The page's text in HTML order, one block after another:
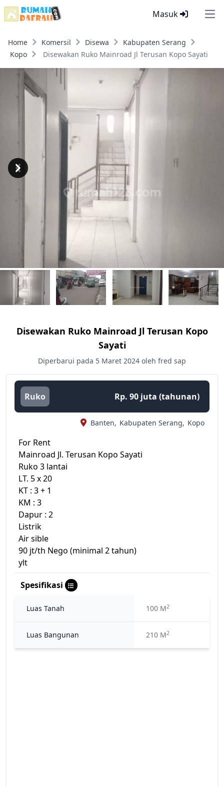
Masuk
Home Komersil Disewa
Kabupaten Serang
Kopo
Disewakan Ruko Mainroad Jl Terusan Kopo Sayati
Previous
Next
Disewakan Ruko Mainroad Jl Terusan Kopo
Sayati
Diperbarui pada 5 Maret 2024 oleh fred sap
Ruko Rp. 90 juta (tahunan)
Banten, Kabupaten Serang, Kopo
For Rent
Mainroad Jl. Terusan Kopo Sayati
Ruko 3 lantai
LT. 5 x 20
KT : 3 + 1
KM : 3
Dapur : 2
Listrik
Air sible
90 jt/th Nego (minimal 2 tahun)
ylt
Spesifikasi
Luas Tanah 100 M2
Luas Bangunan 210 M2